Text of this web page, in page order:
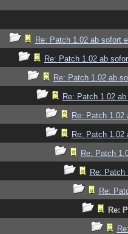
Re: Patch 1.02 ab sofort
Re: Patch 1.02 ab
Re: Patch 1.02 ab
Re: Patch 1.02
Re: Patch
Re: Patch
Re: Patch
Re:
Re:
Re: